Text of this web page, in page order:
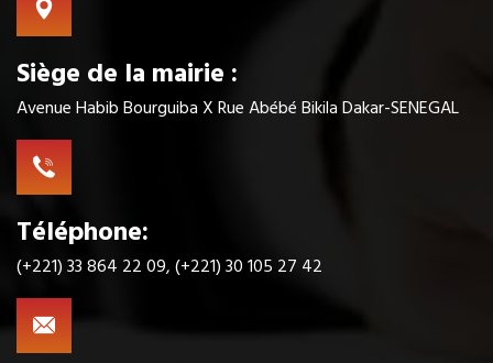
Siège de la mairie :
Avenue Habib Bourguiba X Rue Abébé Bikila Dakar-SENEGAL
Téléphone:
(+221) 33 864 22 09, (+221) 30 105 27 42